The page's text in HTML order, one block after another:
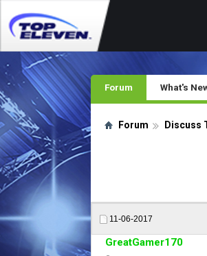
Forum What's
Forum Discuss
11-06-2017
GreatGamer170